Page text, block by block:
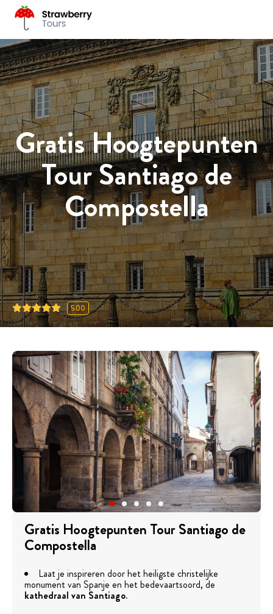
Gratis Hoogtepunten
Tour Santiago de
Compostella
5.00
Gratis Hoogtepunten Tour Santiago de
Compostella
Laat je inspireren door het heiligste christelijke
monument van Spanje en het bedevaartsoord, de
kathedraal van Santiago.